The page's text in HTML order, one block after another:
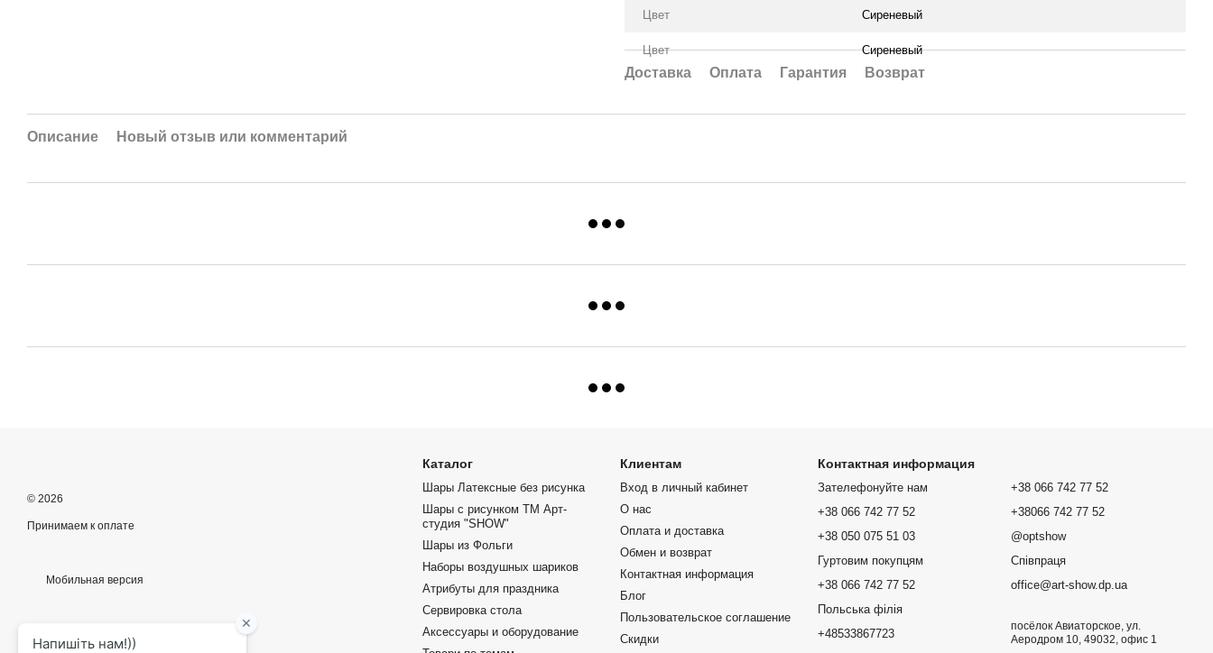
Цвет Сиреневый
Цвет Сиреневый
Доставка Оплата Гарантия Возврат
Описание Новый отзыв или комментарий
© 2026
Принимаем к оплате
Мобильная версия
Каталог
Шары Латексные без рисунка
Шары с рисунком ТМ Арт-
студия "SHOW"
Шары из Фольги
Наборы воздушных шариков
Атрибуты для праздника
Сервировка стола
Аксессуары и оборудование
Клиентам
Вход в личный кабинет
О нас
Оплата и доставка
Обмен и возврат
Контактная информация
Блог
Пользовательское соглашение
Скидки
Контактная информация
Зателефонуйте нам
+38 066 742 77 52
+38 050 075 51 03
Гуртовим покупцям
+38 066 742 77 52
Польська філія
+48533867723
+38 066 742 77 52
+38066 742 77 52
@optshow
Співпраця
office@art-show.dp.ua
посёлок Авиаторское, ул.
Аеродром 10, 49032, офис 1